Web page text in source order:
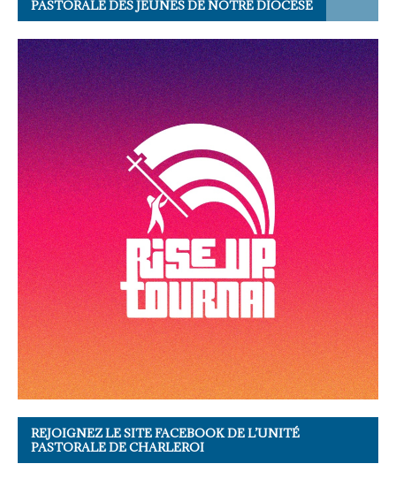
e
PASTORALE DES JEUNES DE NOTRE DIOCÈSE
REJOIGNEZ LE SITE FACEBOOK DE L’UNITÉ
PASTORALE DE CHARLEROI